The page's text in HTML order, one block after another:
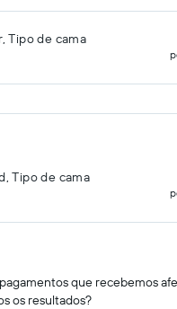
Tipo de cama
Tipo de cama
que recebemos
os resultados?